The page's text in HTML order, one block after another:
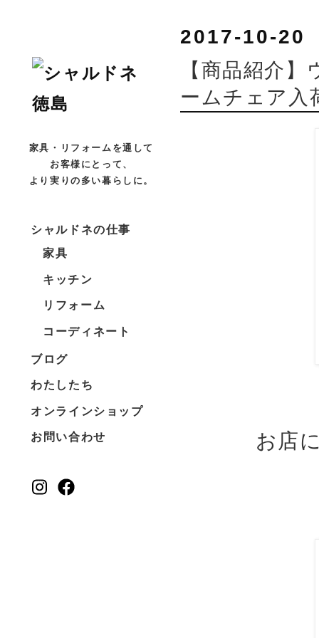
家具・リフォームを通して
お客様にとって、
より実りの多い暮らしに。
シャルドネの仕事
家具
キッチン
リフォーム
コーディネート
ブログ
わたしたち
オンラインショップ
お問い合わせ
2017-10-20
【商品紹介
ームチェア入
お店